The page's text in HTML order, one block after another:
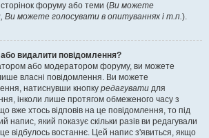
форуму або теми (Ви можете
можете голосувати в опитуваннях і т.п.).
видалити повідомлення?
або модератором форуму, ви можете
власні повідомлення. Ви можете
натиснувши кнопку редагувати для
інколи лише протягом обмеженого часу з
вже хтось відповів на це повідомлення, то під
напис, який показує скільки разів ви редагували
відбулось востаннє. Цей напис з'явиться, якщо